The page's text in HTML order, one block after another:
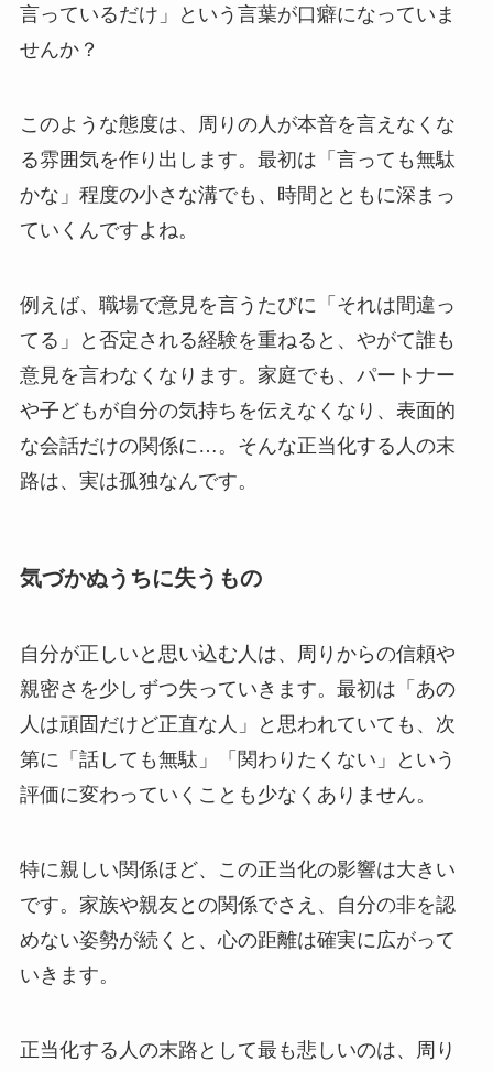
言っているだけ」という言葉が口癖になっていま
せんか？
このような態度は、周りの人が本音を言えなくな
る雰囲気を作り出します。最初は「言っても無駄
かな」程度の小さな溝でも、時間とともに深まっ
ていくんですよね。
例えば、職場で意見を言うたびに「それは間違っ
てる」と否定される経験を重ねると、やがて誰も
意見を言わなくなります。家庭でも、パートナー
や子どもが自分の気持ちを伝えなくなり、表面的
な会話だけの関係に…。そんな正当化する人の末
路は、実は孤独なんです。
気づかぬうちに失うもの
自分が正しいと思い込む人は、周りからの信頼や
親密さを少しずつ失っていきます。最初は「あの
人は頑固だけど正直な人」と思われていても、次
第に「話しても無駄」「関わりたくない」という
評価に変わっていくことも少なくありません。
特に親しい関係ほど、この正当化の影響は大きい
です。家族や親友との関係でさえ、自分の非を認
めない姿勢が続くと、心の距離は確実に広がって
いきます。
正当化する人の末路として最も悲しいのは、周り